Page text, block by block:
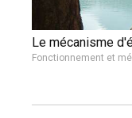
Le mécanisme
Fonctionnement et